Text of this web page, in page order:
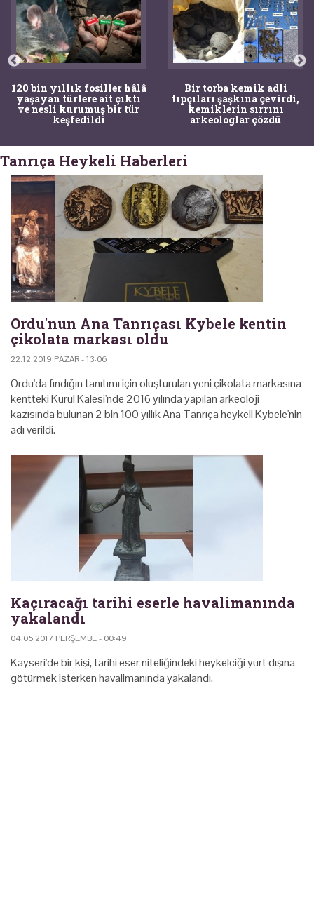
120 bin yıllık fosiller hâlâ
yaşayan türlere ait çıktı
ve nesli kurumuş bir tür
keşfedildi
Bir torba kemik adli
tıpçıları şaşkına çevirdi,
kemiklerin sırrını
arkeologlar çözdü
Tanrıça Heykeli Haberleri
Ordu'nun Ana Tanrıçası Kybele kentin
çikolata markası oldu
22.12.2019 PAZAR - 13:06
Ordu'da fındığın tanıtımı için oluşturulan yeni çikolata markasına
kentteki Kurul Kalesi'nde 2016 yılında yapılan arkeoloji
kazısında bulunan 2 bin 100 yıllık Ana Tanrıça heykeli Kybele'nin
adı verildi.
Kaçıracağı tarihi eserle havalimanında
yakalandı
04.05.2017 PERŞEMBE - 00:49
Kayseri'de bir kişi, tarihi eser niteliğindeki heykelciği yurt dışına
götürmek isterken havalimanında yakalandı.